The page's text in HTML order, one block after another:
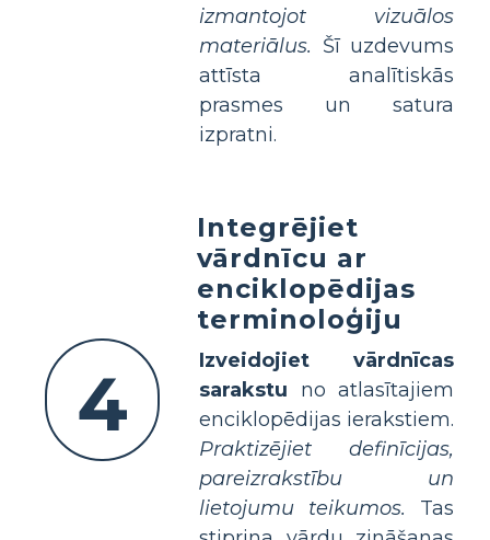
izmantojot vizuālos
materiālus. Šī uzdevums
attīsta analītiskās
prasmes un satura
izpratni.
4
Integrējiet
vārdnīcu ar
enciklopēdijas
terminoloģiju
Izveidojiet vārdnīcas
sarakstu no atlasītajiem
enciklopēdijas ierakstiem.
Praktizējiet definīcijas,
pareizrakstību un
lietojumu teikumos. Tas